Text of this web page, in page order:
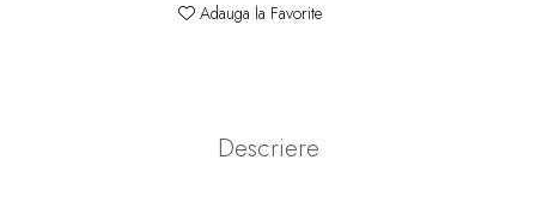
Adauga la Favorite
Descriere